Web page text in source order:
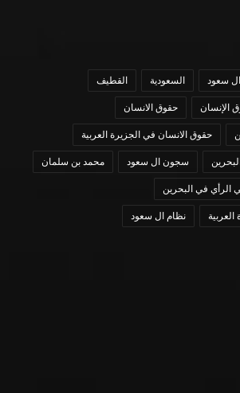
ال سعود السعودية القطيف
الإنسان حقوق الانسان
حقوق الانسان في الجزيرة العربية
سجون ال سعود محمد بن سلمان
الرأي في البحرين
نظام ال سعود